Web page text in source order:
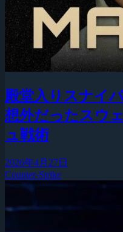
殿堂入りスナイ
想外だったスウ
ュ戦術
2026年4月27日
Counter-Strike